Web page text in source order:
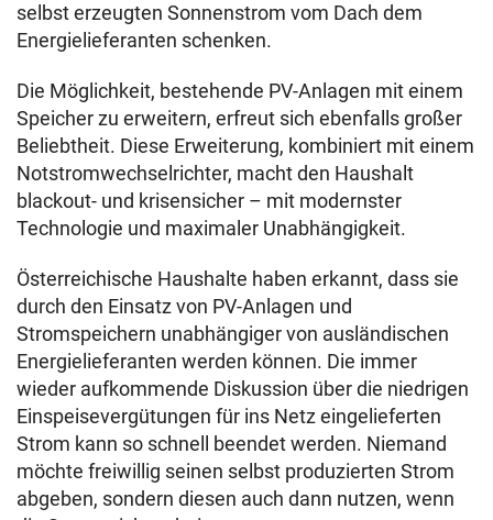
selbst erzeugten Sonnenstrom vom Dach dem
Energielieferanten schenken.
Die Möglichkeit, bestehende PV-Anlagen mit einem
Speicher zu erweitern, erfreut sich ebenfalls großer
Beliebtheit. Diese Erweiterung, kombiniert mit einem
Notstromwechselrichter, macht den Haushalt
blackout- und krisensicher – mit modernster
Technologie und maximaler Unabhängigkeit.
Österreichische Haushalte haben erkannt, dass sie
durch den Einsatz von PV-Anlagen und
Stromspeichern unabhängiger von ausländischen
Energielieferanten werden können. Die immer
wieder aufkommende Diskussion über die niedrigen
Einspeisevergütungen für ins Netz eingelieferten
Strom kann so schnell beendet werden. Niemand
möchte freiwillig seinen selbst produzierten Strom
abgeben, sondern diesen auch dann nutzen, wenn